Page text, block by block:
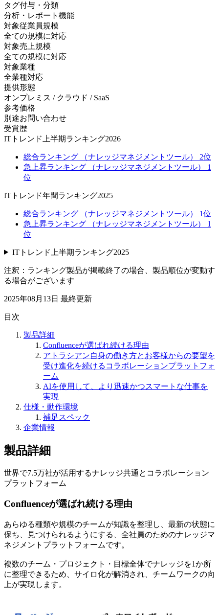
タグ付与・分類
分析・レポート機能
対象従業員規模
全ての規模に対応
対象売上規模
全ての規模に対応
対象業種
全業種対応
提供形態
オンプレミス / クラウド / SaaS
参考価格
別途お問い合わせ
受賞歴
ITトレンド上半期ランキング2026
総合ランキング （ナレッジマネジメントツール） 2位
急上昇ランキング （ナレッジマネジメントツール） 1
位
ITトレンド年間ランキング2025
総合ランキング （ナレッジマネジメントツール） 1位
急上昇ランキング （ナレッジマネジメントツール） 1
位
ITトレンド上半期ランキング2025
注釈：ランキング製品が掲載終了の場合、製品順位が変動す
る場合がございます
2025年08月13日 最終更新
目次
製品詳細
Confluenceが選ばれ続ける理由
アトラシアン自身の働き方とお客様からの要望を
受け進化を続けるコラボレーションプラットフォ
ーム
AIを使用して、より迅速かつスマートな仕事を
実現
仕様・動作環境
補足スペック
企業情報
製品詳細
世界で7.5万社が活用するナレッジ共通とコラボレーション
プラットフォーム
Confluenceが選ばれ続ける理由
あらゆる種類や規模のチームが知識を整理し、最新の状態に
保ち、見つけられるようにする、全社員のためのナレッジマ
ネジメントプラットフォームです。
複数のチーム・プロジェクト・目標全体でナレッジを1か所
に整理できるため、サイロ化が解消され、チームワークの向
上が実現します。